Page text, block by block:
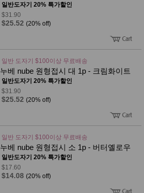
일반도자기 20% 특가할인
$31.90
$25.52 (20% off)
일반 도자기 $100이상 무료배송
누베 nube 원형접시 대 1p - 크림화이트
일반도자기 20% 특가할인
$31.90
$25.52 (20% off)
일반 도자기 $100이상 무료배송
누베 nube 원형접시 소 1p - 버터옐로우
일반도자기 20% 특가할인
$17.60
$14.08 (20% off)